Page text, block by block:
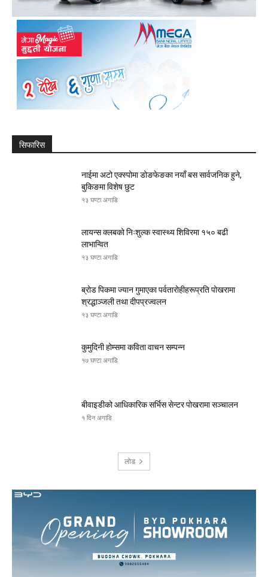
सिफारिस
नाईमा अटो एक्स्पोमा डोङफेङका नयाँ बस सार्वजनिक हुने,
बुकिङमा विशेष छुट
१३ घण्टा अगाडि
लायन्स क्लबको निःशुल्क स्वास्थ्य शिविरमा १५० बढी
लाभान्वित
१३ घण्टा अगाडि
ब्रोड पिकमा ज्यान गुमाएका पर्वतारोहीहरूप्रति पोखरामा
श्रद्धाञ्जली तथा दीपप्रज्वलन
१३ घण्टा अगाडि
कुमुदिनी होम्समा कविता वाचन सम्पन्न
१७ घण्टा अगाडि
बीवाइडीको आधिकारिक सर्भिस सेन्टर पोखरामा सञ्चालन
१ दिन अगाडि
लोड